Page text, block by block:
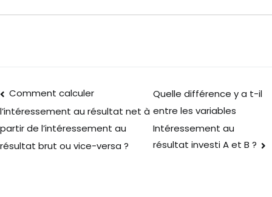
Comment calculer
l’intéressement au résultat net à
partir de l’intéressement au
résultat brut ou vice-versa ?
Quelle différence y a t-il
entre les variables
Intéressement au
résultat investi A et B ?